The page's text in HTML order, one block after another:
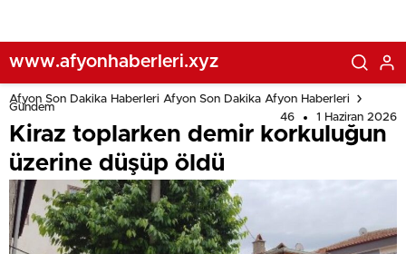
www.afyonhaberleri.xyz
Afyon Son Dakika Haberleri Afyon Son Dakika Afyon Haberleri
Gündem
46
1 Haziran 2026
Kiraz toplarken demir korkuluğun
üzerine düşüp öldü